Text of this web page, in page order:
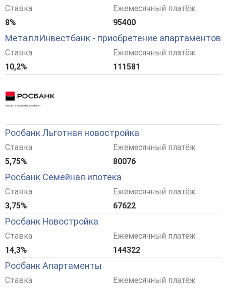
Ставка
8%
Ежемесячный платёж
95400
МеталлИнвестбанк - приобретение апартаментов
Ставка
10,2%
Ежемесячный платёж
111581
Росбанк Льготная новостройка
Ставка
5,75%
Ежемесячный платёж
80076
Росбанк Семейная ипотека
Ставка
3,75%
Ежемесячный платёж
67622
Росбанк Новостройка
Ставка
14,3%
Ежемесячный платёж
144322
Росбанк Апартаменты
Ставка
Ежемесячный платёж